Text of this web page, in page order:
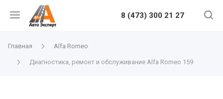
8 (473) 300 21 27
Главная Alfa Romeo
Диагностика, ремонт и обслуживание Alfa Romeo 159